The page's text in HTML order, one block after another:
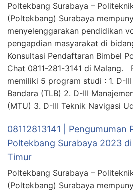
Poltekbang Surabaya –
(Poltekbang) Surabaya
menyelenggarakan pendidikan
pengapdian masyarakat di
Konsultasi Pendaftaran Bimbel
Chat 0811-281-3141 di Malang.
memiliki 5 program studi : 1. D-
Bandara (TLB) 2. D-III
(MTU) 3. D-III Teknik Navigasi
08112813141 | Pengumuman
Poltekbang Surabaya 2023
Timur
Poltekbang Surabaya –
(Poltekbang) Surabaya